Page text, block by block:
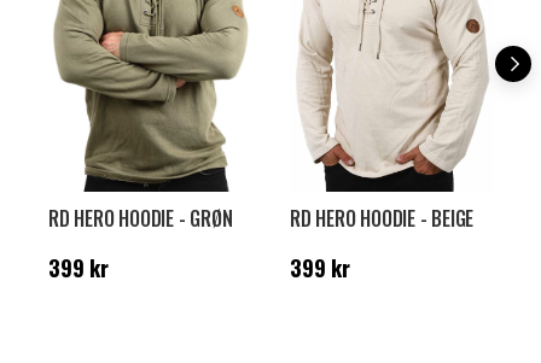
RD HERO HOODIE - GRØN
Pris: 399 kr
399 kr
RD HERO HOODIE - BEIGE
Pris: 399 kr
399 kr